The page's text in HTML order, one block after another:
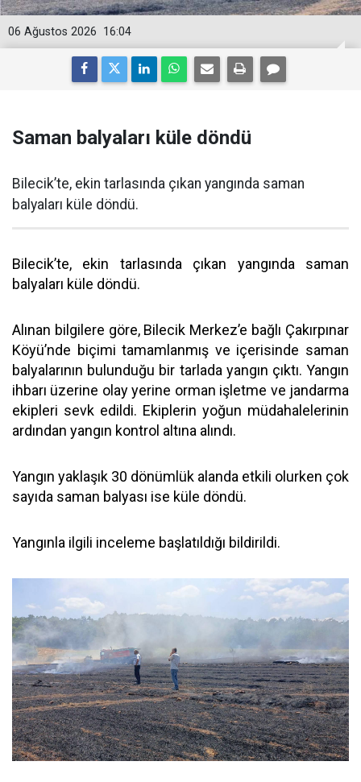
16:04
06 Ağustos 2026
Saman balyaları küle döndü
Bilecik’te, ekin tarlasında çıkan yangında saman
balyaları küle döndü.
Bilecik’te, ekin tarlasında çıkan yangında saman
balyaları küle döndü.
Alınan bilgilere göre, Bilecik Merkez’e bağlı Çakırpınar
Köyü’nde biçimi tamamlanmış ve içerisinde saman
balyalarının bulunduğu bir tarlada yangın çıktı. Yangın
ihbarı üzerine olay yerine orman işletme ve jandarma
ekipleri sevk edildi. Ekiplerin yoğun müdahalelerinin
ardından yangın kontrol altına alındı.
Yangın yaklaşık 30 dönümlük alanda etkili olurken çok
sayıda saman balyası ise küle döndü.
Yangınla ilgili inceleme başlatıldığı bildirildi.